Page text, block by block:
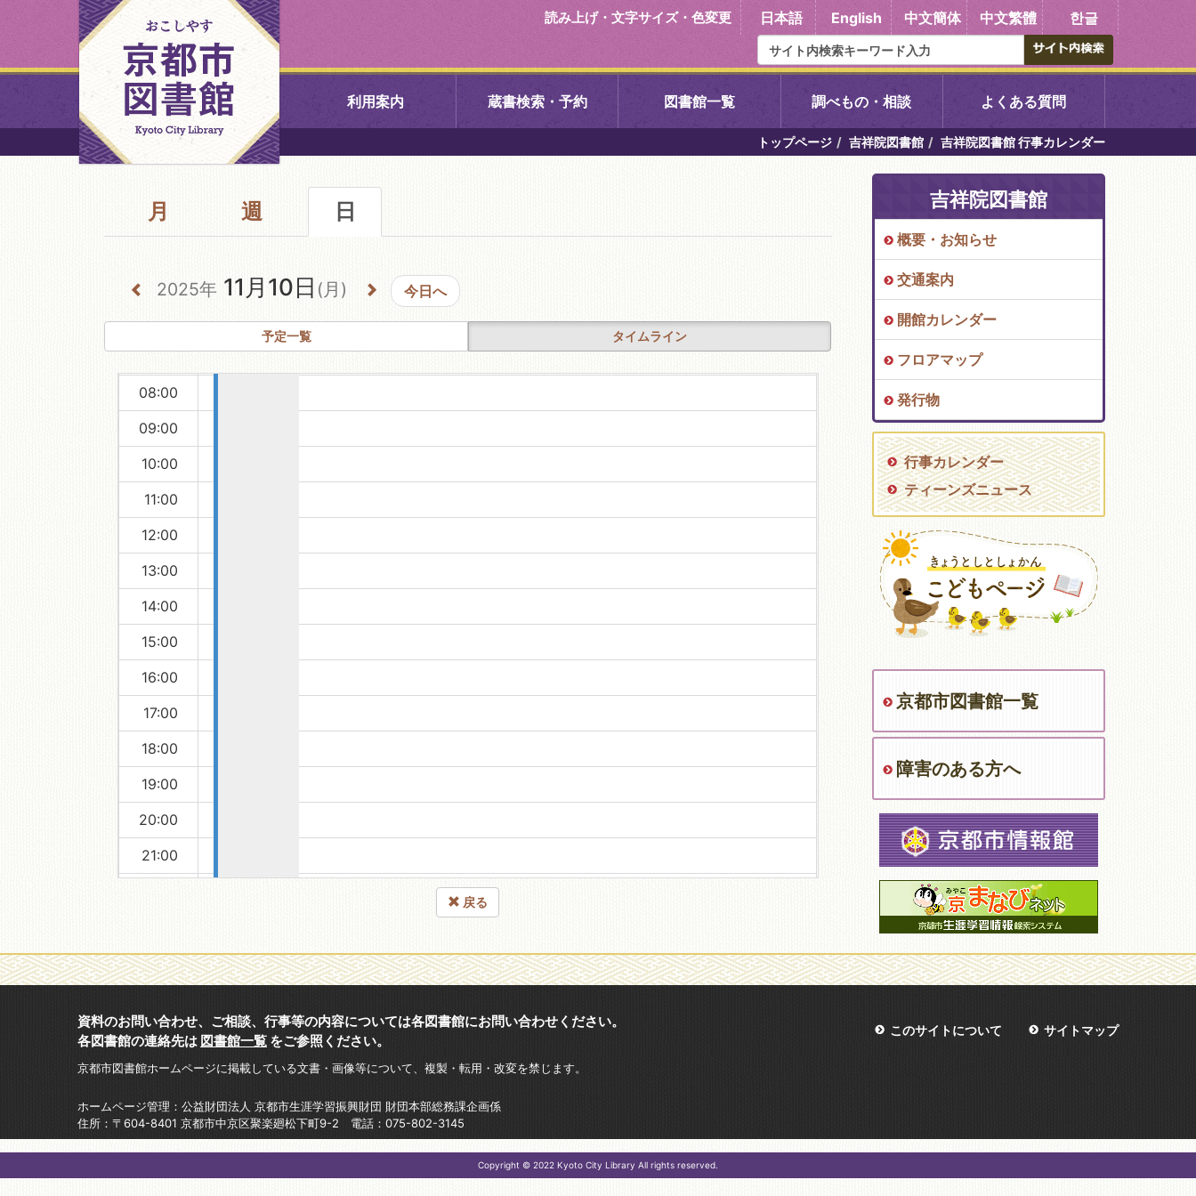
読み上げ・文字サイズ・色変更 日本語 English 中文簡体 中文繁體 한글
利用案内 蔵書検索・予約 図書館一覧
中央図書館 右京中央図書館 伏見中央図書館 醍醐中央図書館
北図書館 東山図書館
吉祥院図書館
久世ふれあいセンター図
向島図書館
醍醐図書館 久我のもり図書館
こどもみらい館子育て図
コミュニティプラザ深草
図書館
移動図書館
調べもの・相談 よくある質問
トップページ 吉祥院図書館 吉祥院図書館 行事カレンダー
月 週 日
2025年 11月10日 (月) 今日へ
予定一覧 タイムライン
00:00
00:00-
00:00
読書週間記
念事業『開
委員とのコ
ラボ本棚』
03:00
05:00
06:00
07:00
08:00
09:00
10:00
11:00
12:00
13:00
14:00
15:00
16:00
17:00
18:00
19:00
20:00
21:00
戻る
吉祥院図書館
概要・お知らせ
交通案内
開館カレンダー
フロアマップ
発行物
行事カレンダー
ティーンズニュース
京都市図書館一覧
障害のある方へ
このサイトについて サイトマップ
資料のお問い合わせ、ご相談、行事等の内容については各図書館にお問い合わせください。
各図書館の連絡先は 図書館一覧 をご参照ください。
京都市図書館ホームページに掲載している文書・画像等について、複製・転用・改変を禁じます。
ホームページ管理：公益財団法人 京都市生涯学習振興財団 財団本部総務課企画係
住所：〒604-8401 京都市中京区聚楽廻松下町9-2 電話：075-802-3145
Copyright © 2022 Kyoto City Library All rights reserved.